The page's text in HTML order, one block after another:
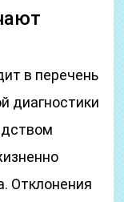
в перечень
диагностики
Отклонения